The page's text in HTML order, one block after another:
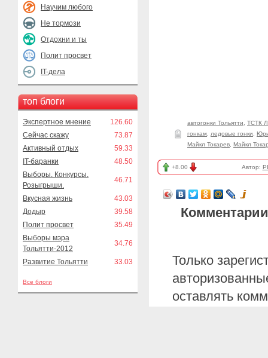
Научим любого
Не тормози
Отдохни и ты
Полит просвет
IT-дела
топ блоги
Экспертное мнение
126.60
Сейчас скажу
73.87
Активный отдых
59.33
IT-баранки
48.50
Выборы. Конкурсы.
Розыгрыши.
46.71
Вкусная жизнь
43.03
Додыр
39.58
Полит просвет
35.49
Выборы мэра
Тольятти-2012
34.76
Развитие Тольятти 33.03
Все блоги
автогонки Тольятти
ТСТК
гонкам
ледовые гонки
Майкл Токарев Майкл
+8.00 Автор:
Только
оставлять